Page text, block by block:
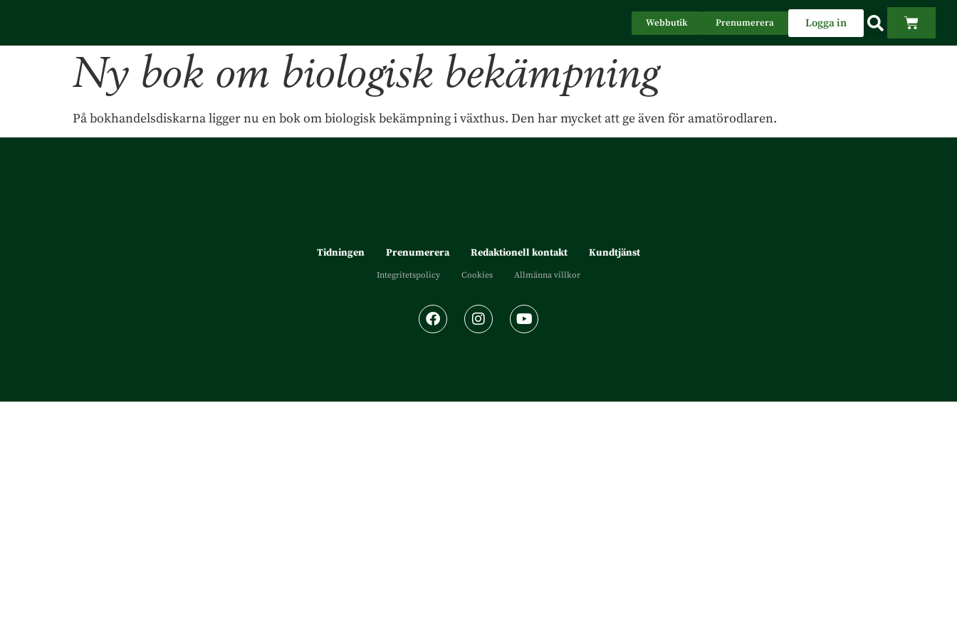
Webbutik Prenumerera Logga in
Ny bok om biologisk bekämpning
På bokhandelsdiskarna ligger nu en bok om biologisk bekämpning i växthus. Den har mycket att ge även för amatörodlaren.
Tidningen Prenumerera Redaktionell kontakt Kundtjänst
Integritetspolicy Cookies Allmänna villkor